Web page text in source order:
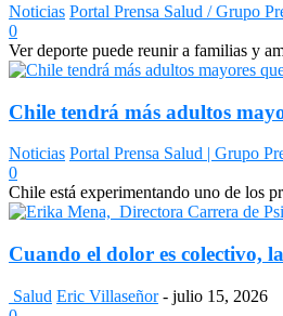
Noticias Portal Prensa Salud / Grupo
0
Ver deporte puede reunir a familias y
Chile tendrá más adultos
Noticias Portal Prensa Salud | Grupo
0
Chile está experimentando uno de los
Cuando el dolor es colectivo,
Salud Eric Villaseñor - julio 15, 2026